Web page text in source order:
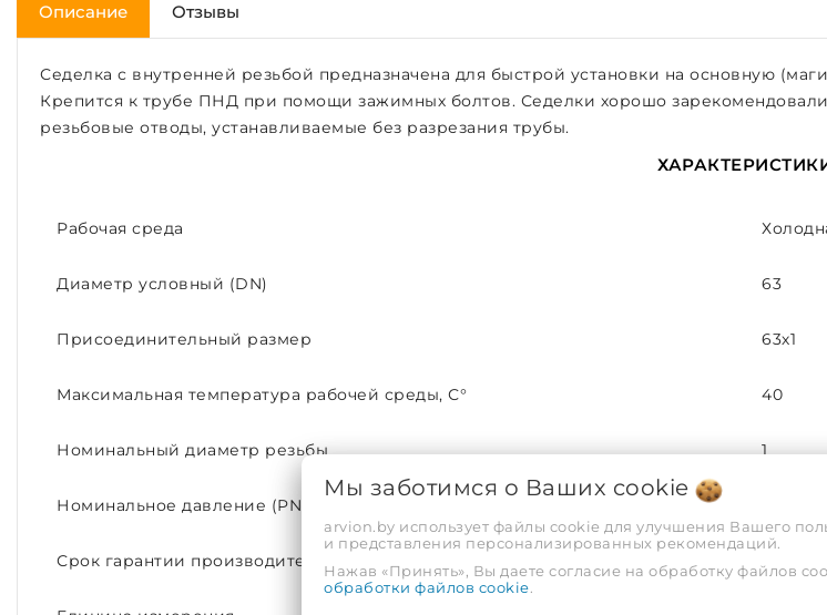
Описание Отзывы
Седелка с внутренней резьбой предназначена для быстрой установки на основную
Крепится к трубе ПНД при помощи зажимных болтов. Седелки хорошо
резьбовые отводы, устанавливаемые без разрезания трубы.
Рабочая среда
Диаметр условный (DN) 63
Присоединительный размер 63х1
Максимальная температура рабочей среды, С° 40
Номинальный диаметр резьбы 1
Номинальное давление (PN)
Срок гарантии производителя, лет
Мы заботимся о Ваших cookie
arvion.by использует файлы cookie для улучшения Вашего
и представления персонализированных рекомендаций.
Нажав «Принять», Вы даете согласие на обработку файлов
обработки файлов cookie.